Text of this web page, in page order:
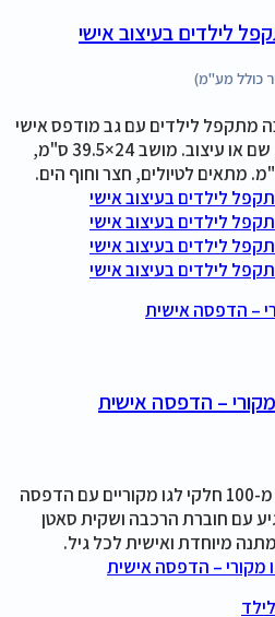
לילדים בעיצוב אישי
כולל מע"מ)
מתקפל לילדים עם גב מודפס אישי
— תמונה, שם או עיצוב. מושב 24×39.5 ס"מ,
– הדפסה אישית
לב מורכב מ-100 חלקי לגו מקוריים עם הדפסה
עם חוברת הרכבה ושקית סאטן
מיוחדת ואישית לכל גיל.